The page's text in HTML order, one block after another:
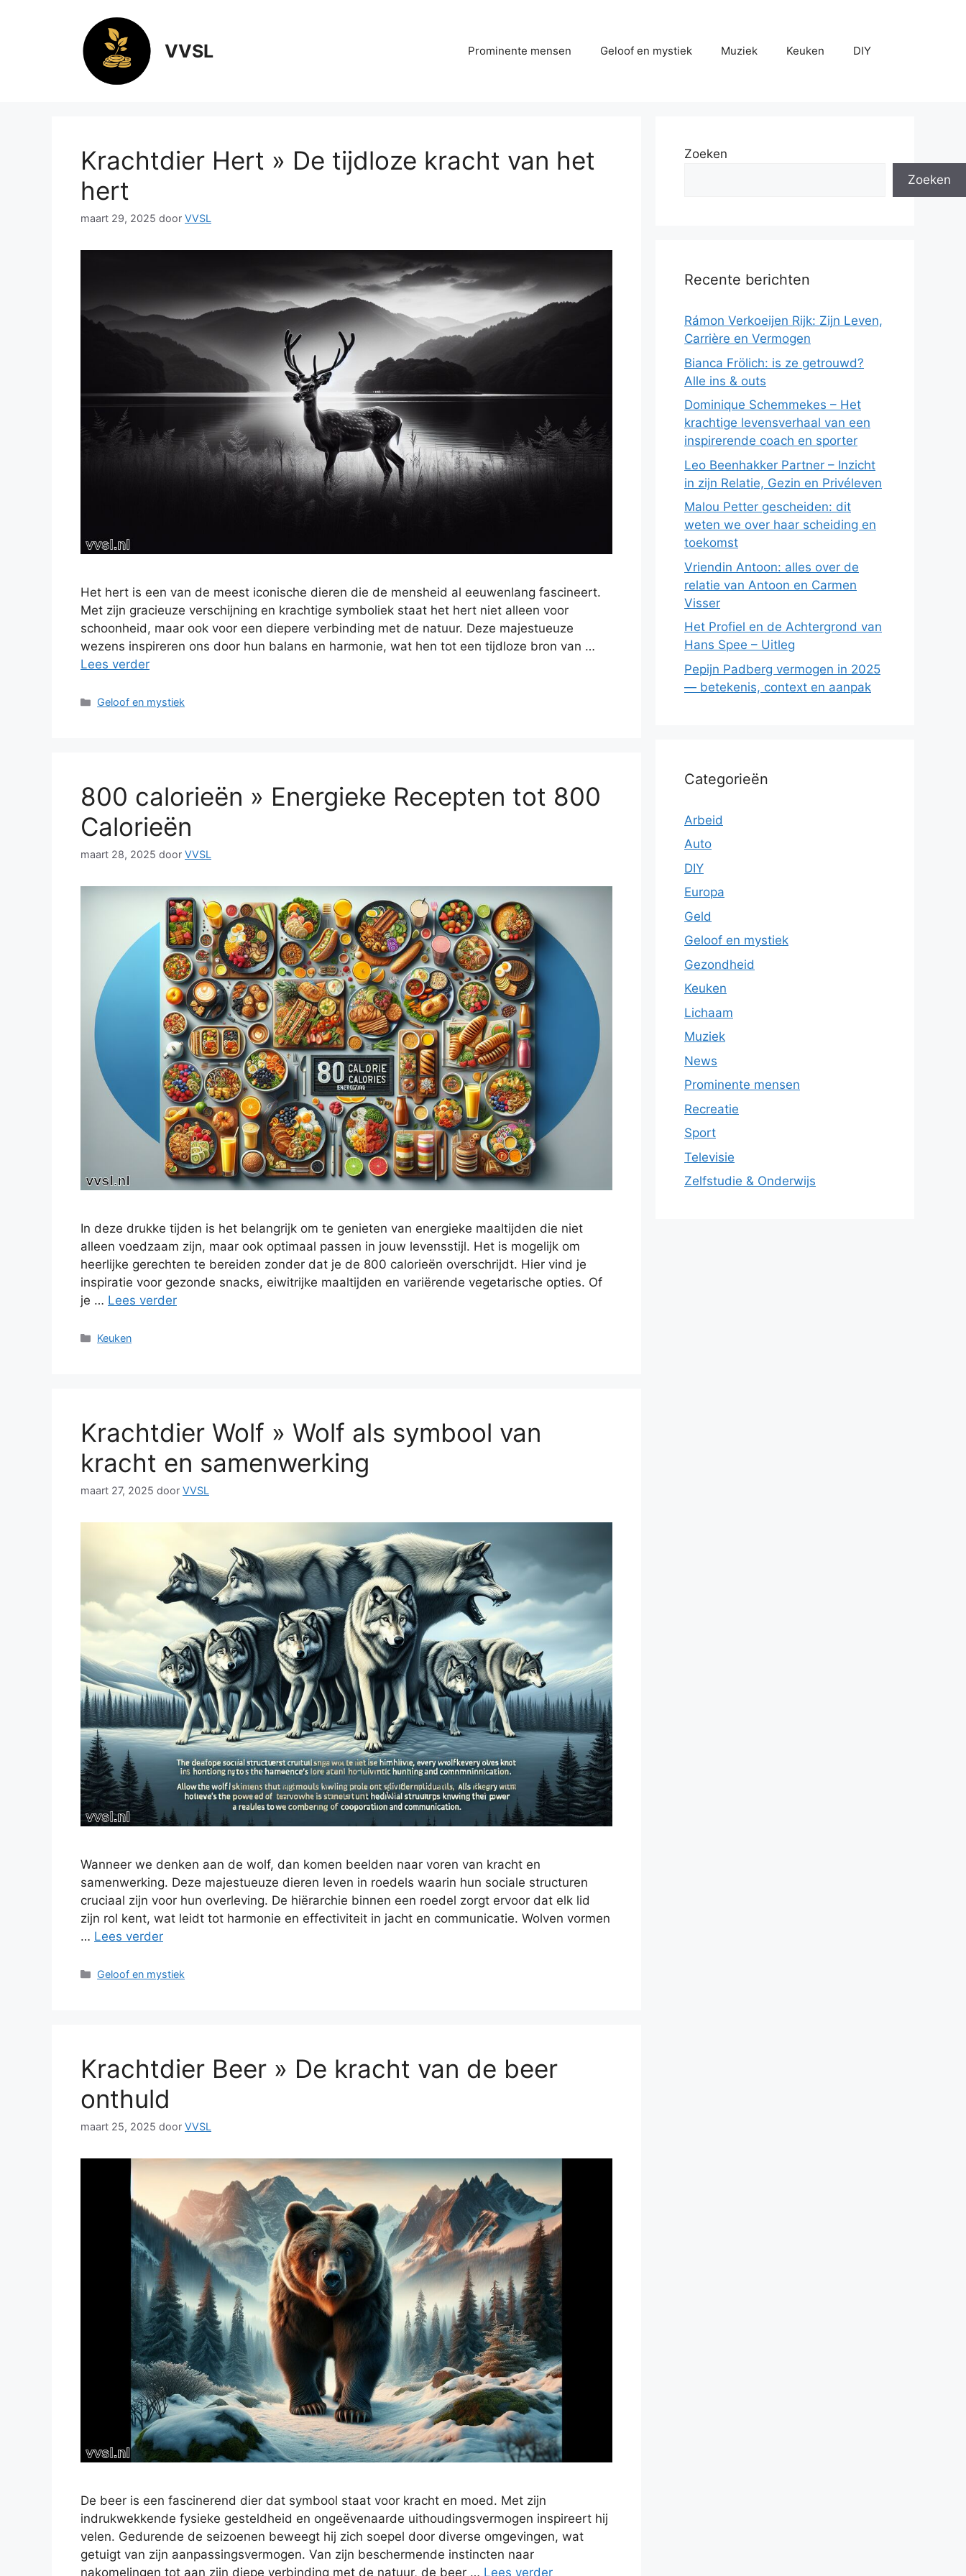
VVSL Prominente mensen Geloof en mystiek Muziek Keuken DIY
Krachtdier Hert » De tijdloze kracht van het
hert
maart 29, 2025 door VVSL
Het hert is een van de meest iconische dieren die de mensheid al eeuwenlang fascineert.
Met zijn gracieuze verschijning en krachtige symboliek staat het hert niet alleen voor
schoonheid, maar ook voor een diepere verbinding met de natuur. Deze majestueuze
wezens inspireren ons door hun balans en harmonie, wat hen tot een tijdloze bron van …
Lees verder
Categorieën
Geloof en mystiek
800 calorieën » Energieke Recepten tot 800
Calorieën
maart 28, 2025 door VVSL
In deze drukke tijden is het belangrijk om te genieten van energieke maaltijden die niet
alleen voedzaam zijn, maar ook optimaal passen in jouw levensstijl. Het is mogelijk om
heerlijke gerechten te bereiden zonder dat je de 800 calorieën overschrijdt. Hier vind je
inspiratie voor gezonde snacks, eiwitrijke maaltijden en variërende vegetarische opties. Of
je … Lees verder
Categorieën
Keuken
Krachtdier Wolf » Wolf als symbool van
kracht en samenwerking
maart 27, 2025 door VVSL
Wanneer we denken aan de wolf, dan komen beelden naar voren van kracht en
samenwerking. Deze majestueuze dieren leven in roedels waarin hun sociale structuren
cruciaal zijn voor hun overleving. De hiërarchie binnen een roedel zorgt ervoor dat elk lid
zijn rol kent, wat leidt tot harmonie en effectiviteit in jacht en communicatie. Wolven vormen
… Lees verder
Categorieën
Geloof en mystiek
Krachtdier Beer » De kracht van de beer
onthuld
maart 25, 2025 door VVSL
De beer is een fascinerend dier dat symbool staat voor kracht en moed. Met zijn
indrukwekkende fysieke gesteldheid en ongeëvenaarde uithoudingsvermogen inspireert hij
velen. Gedurende de seizoenen beweegt hij zich soepel door diverse omgevingen, wat
getuigt van zijn aanpassingsvermogen. Van zijn beschermende instincten naar
nakomelingen tot aan zijn diepe verbinding met de natuur, de beer … Lees verder
Zoeken
Zoeken
Recente berichten
Rámon Verkoeijen Rijk: Zijn Leven,
Carrière en Vermogen
Bianca Frölich: is ze getrouwd?
Alle ins & outs
Dominique Schemmekes – Het
krachtige levensverhaal van een
inspirerende coach en sporter
Leo Beenhakker Partner – Inzicht
in zijn Relatie, Gezin en Privéleven
Malou Petter gescheiden: dit
weten we over haar scheiding en
toekomst
Vriendin Antoon: alles over de
relatie van Antoon en Carmen
Visser
Het Profiel en de Achtergrond van
Hans Spee – Uitleg
Pepijn Padberg vermogen in 2025
— betekenis, context en aanpak
Categorieën
Arbeid
Auto
DIY
Europa
Geld
Geloof en mystiek
Gezondheid
Keuken
Lichaam
Muziek
News
Prominente mensen
Recreatie
Sport
Televisie
Zelfstudie & Onderwijs